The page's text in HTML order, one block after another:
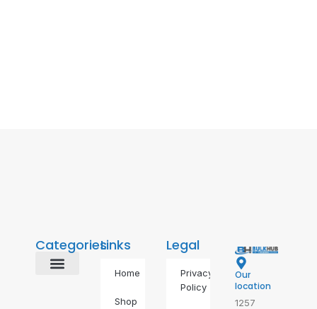
CategoriesLinks
Home
Shop
Legal
Privacy
Policy
Our
location
1257